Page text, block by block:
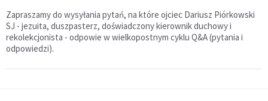
Zapraszamy do wysyłania pytań, na które ojciec Dariusz Piórkowski
SJ - jezuita, duszpasterz, doświadczony kierownik duchowy i
rekolekcjonista - odpowie w wielkopostnym cyklu Q&A (pytania i
odpowiedzi).